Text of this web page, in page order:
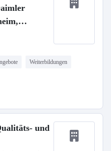
Weiterbildungen
und